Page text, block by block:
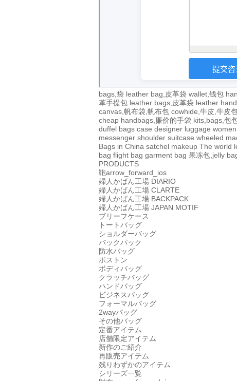
bags,袋 leather bag,皮革袋 wallet,钱包
革手提包 leather bags,皮革袋 leather
canvas,帆布袋,帆布包 cowhide,牛皮,牛皮
cheap handbags,廉价的手袋 kits,bags,包
duffel bags case designer luggage women
messenger shoulder suitcase wheeled
Bags in China satchel makeup The world
bag flight bag garment bag 果冻包,jelly
PRODUCTS
鞄arrow_forward_ios
婦人かばん工場 DIARIO
婦人かばん工場 CLARTE
婦人かばん工場 BACKPACK
婦人かばん工場 JAPAN MOTIF
ブリーフケース
トートバッグ
ショルダーバッグ
バックパック
防水バッグ
ボストン
ボディバッグ
クラッチバッグ
ハンドバッグ
ビジネスバッグ
フォーマルバッグ
2wayバッグ
その他バッグ
定番アイテム
店舗限定アイテム
新作のご紹介
再販売アイテム
残りわずかのアイテム
シリーズ一覧